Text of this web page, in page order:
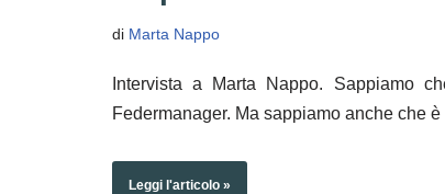
di Marta Nappo
Intervista a Marta Nappo. Sappiamo
Federmanager. Ma sappiamo anche che
Leggi l'articolo »